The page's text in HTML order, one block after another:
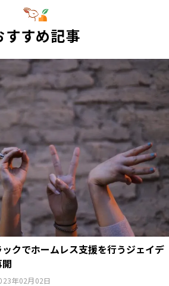
すすめ記事
クでホームレス支援を行うジェイデ
年02月02日